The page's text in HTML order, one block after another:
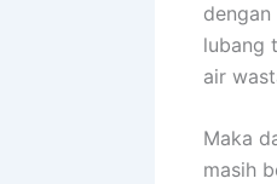
lubang
air
Maka
masih